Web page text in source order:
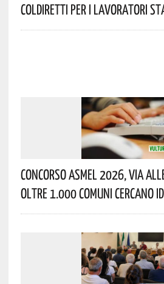
Coldiretti Per I Lavoratori
Concorso Asmel 2026, Via
Oltre 1.000 Comuni Cercano